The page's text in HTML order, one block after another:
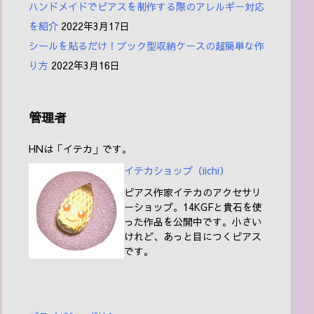
ハンドメイドでピアスを制作する際のアレルギー対応
を紹介 2022年3月17日
シールを貼るだけ！ブック型収納ケースの超簡単な作
り方 2022年3月16日
管理者
HNは「イテカ」です。
イテカショップ（iichi）
ピアス作家イテカのアクセサリ
ーショップ。14KGFと貴石を使
った作品を公開中です。小さい
けれど、あっと目につくピアス
です。